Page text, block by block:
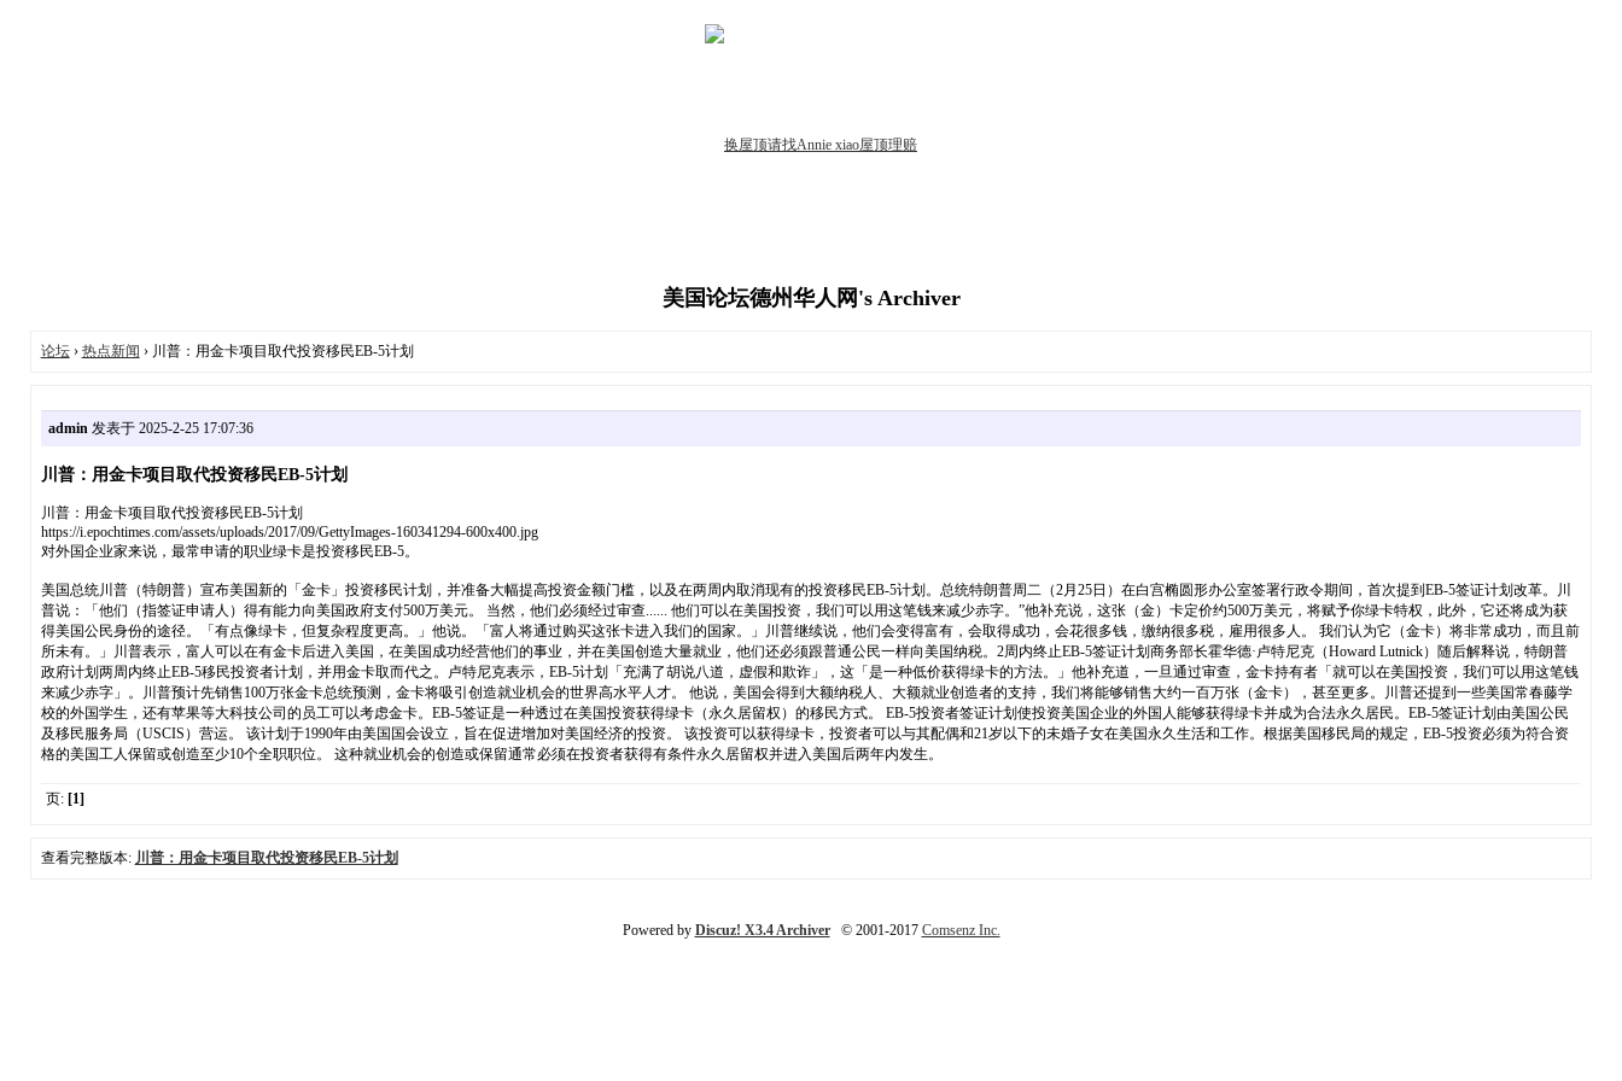
美国论坛德州华人网's Archiver
论坛› 热点新闻 › 川普：用金卡项目取代投资移民EB-5计划
admin发表于 2025-2-25 17:07:36
川普：用金卡项目取代投资移民EB-5计划
川普：用金卡项目取代投资移民EB-5计划
https://i.epochtimes.com/assets/uploads/2017/09/GettyImages-160341294-600x400.jpg
对外国企业家来说，最常申请的职业绿卡是投资移民EB-5。
美国总统川普（特朗普）宣布美国新的「金卡」投资移民计划，并准备大幅提高投资金额门槛，以及在两周内取消现有的投资移民EB-5计划。总统特朗普周二（2月25日）在白宫椭圆形办公室签署行政令期间，首次提到EB-5签证计划改革。川
普说：「他们（指签证申请人）得有能力向美国政府支付500万美元。 当然，他们必须经过审查...... 他们可以在美国投资，我们可以用这笔钱来减少赤字。”他补充说，这张（金）卡定价约500万美元，将赋予你绿卡特权，此外，它还将成为获
得美国公民身份的途径。「有点像绿卡，但复杂程度更高。」他说。「富人将通过购买这张卡进入我们的国家。」川普继续说，他们会变得富有，会取得成功，会花很多钱，缴纳很多税，雇用很多人。 我们认为它（金卡）将非常成功，而且前
所未有。」川普表示，富人可以在有金卡后进入美国，在美国成功经营他们的事业，并在美国创造大量就业，他们还必须跟普通公民一样向美国纳税。2周内终止EB-5签证计划商务部长霍华德·卢特尼克（Howard Lutnick）随后解释说，特朗普
政府计划两周内终止EB-5移民投资者计划，并用金卡取而代之。卢特尼克表示，EB-5计划「充满了胡说八道，虚假和欺诈」，这「是一种低价获得绿卡的方法。」他补充道，一旦通过审查，金卡持有者「就可以在美国投资，我们可以用这笔钱
来减少赤字」。川普预计先销售100万张金卡总统预测，金卡将吸引创造就业机会的世界高水平人才。 他说，美国会得到大额纳税人、大额就业创造者的支持，我们将能够销售大约一百万张（金卡），甚至更多。川普还提到一些美国常春藤学
校的外国学生，还有苹果等大科技公司的员工可以考虑金卡。EB-5签证是一种透过在美国投资获得绿卡（永久居留权）的移民方式。 EB-5投资者签证计划使投资美国企业的外国人能够获得绿卡并成为合法永久居民。EB-5签证计划由美国公民
及移民服务局（USCIS）营运。 该计划于1990年由美国国会设立，旨在促进增加对美国经济的投资。 该投资可以获得绿卡，投资者可以与其配偶和21岁以下的未婚子女在美国永久生活和工作。根据美国移民局的规定，EB-5投资必须为符合资
格的美国工人保留或创造至少10个全职职位。 这种就业机会的创造或保留通常必须在投资者获得有条件永久居留权并进入美国后两年内发生。
页: [1]
查看完整版本: 川普：用金卡项目取代投资移民EB-5计划
Powered by Discuz! X3.4 Archiver© 2001-2017 Comsenz Inc.